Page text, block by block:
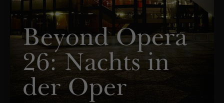
Beyond Opera
26: Nachts in
der Oper